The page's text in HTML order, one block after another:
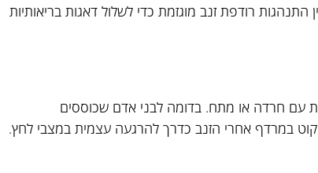
רודפת זנב מוגזמת כדי לשלול דאגות בריאותיות
עם חרדה או מתח. בדומה לבני אדם שכוססים
במרדף אחרי הזנב כדרך להרגעה עצמית במצבי לחץ.